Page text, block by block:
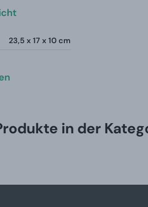
23,5 x 17 x 10 cm
in der